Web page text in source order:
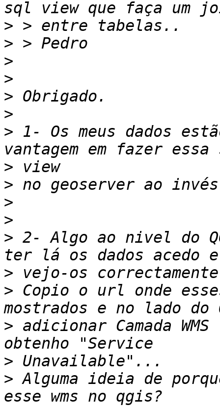
>
>
>
>
>
>
> 1- Os meus dados
>
>
>
>
> 2- Algo ao nivel do
>
> Copio o url onde
> adicionar Camada
>
> Alguma ideia de